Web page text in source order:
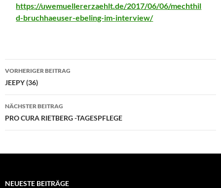
https://uwemuellererzaehlt.de/2017/06/06/mechthil
d-bruchhaeuser-ebeling-im-interview/
Beitragsnavigation
VORHERIGER BEITRAG
JEEPY (36)
NÄCHSTER BEITRAG
PRO CURA RIETBERG -TAGESPFLEGE
NEUESTE BEITRÄGE